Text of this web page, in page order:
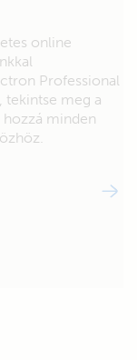
online
Professional
meg a
minden